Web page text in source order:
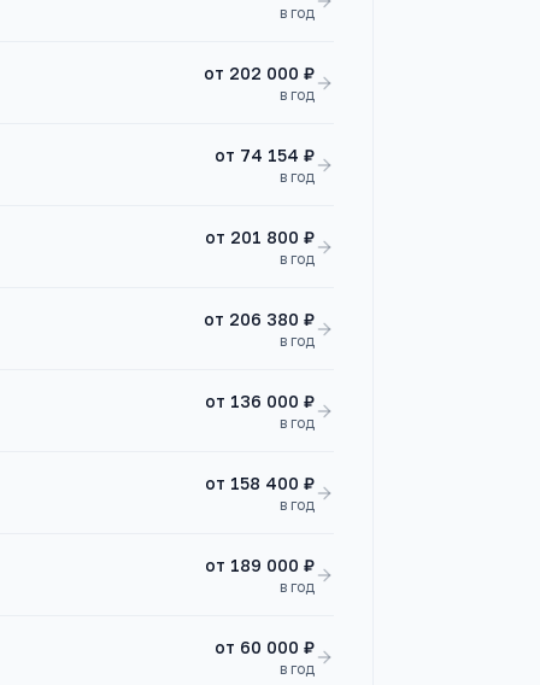
в год
от 202 000 ₽
в год
от 74 154 ₽
в год
от 201 800 ₽
в год
от 206 380 ₽
в год
от 136 000 ₽
в год
от 158 400 ₽
в год
от 189 000 ₽
в год
от 60 000 ₽
в год